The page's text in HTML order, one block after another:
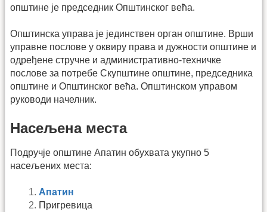
општине је председник Општинског већа.
Општинска управа је јединствен орган општине. Врши
управне послове у оквиру права и дужности општине и
одређене стручне и административно-техничке
послове за потребе Скупштине општине, председника
општине и Општинског већа. Општинском управом
руководи начелник.
Насељена места
Подручје општине Апатин обухвата укупно 5
насељених места:
Апатин
Пригревица